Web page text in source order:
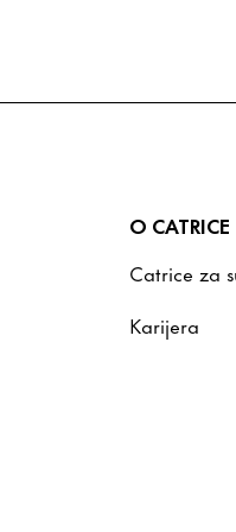
O CATRICE
Catrice za
Karijera